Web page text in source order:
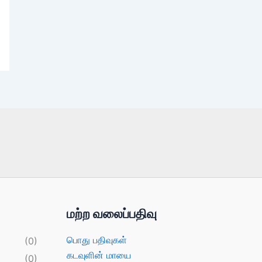
(0)
(0)
மற்ற வலைப்பதிவு
பொது பதிவுகள்
கடவுளின் மாயை